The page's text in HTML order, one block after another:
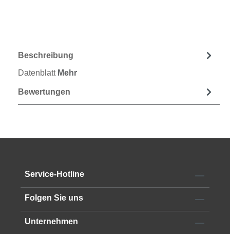
Beschreibung
Datenblatt Mehr
Bewertungen
Service-Hotline
Folgen Sie uns
Unternehmen